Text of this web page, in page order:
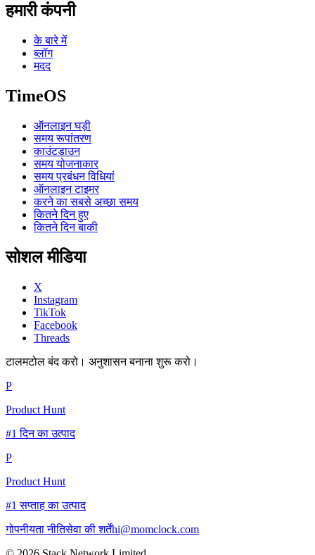
हमारी कंपनी
के बारे में
ब्लॉग
मदद
TimeOS
ऑनलाइन घड़ी
समय रूपांतरण
काउंटडाउन
समय योजनाकार
समय प्रबंधन विधियां
ऑनलाइन टाइमर
करने का सबसे अच्छा समय
कितने दिन हुए
कितने दिन बाकी
सोशल मीडिया
X
Instagram
TikTok
Facebook
Threads
टालमटोल बंद करो। अनुशासन बनाना शुरू करो।
P
Product Hunt
#1 दिन का उत्पाद
P
Product Hunt
#1 सप्ताह का उत्पाद
गोपनीयता नीतिसेवा की शर्तेंhi@momclock.com